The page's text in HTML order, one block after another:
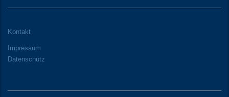
Kontakt
Impressum
Datenschutz